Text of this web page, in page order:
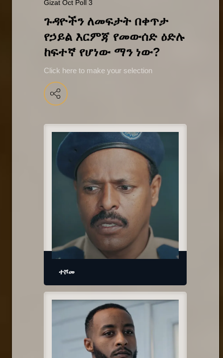
Gizat Oct Poll 3
ጉዳዮችን ለመፍታት በቀጥታ
የኃይል እርምጃ የመውሰድ ዕድሉ
ከፍተኛ የሆነው ማን ነው?
Click here to make your selection
ተሾመ